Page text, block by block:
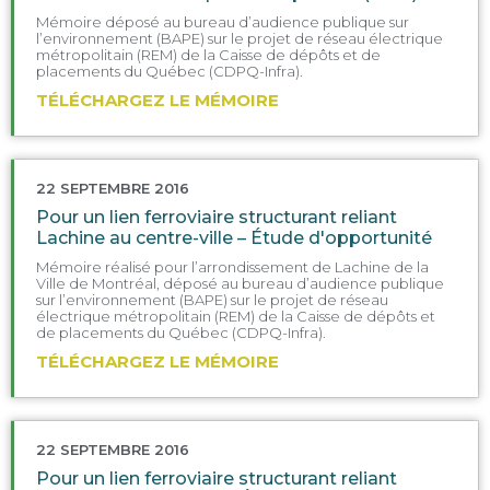
Mémoire déposé au bureau d’audience publique sur
l’environnement (BAPE) sur le projet de réseau électrique
métropolitain (REM) de la Caisse de dépôts et de
placements du Québec (CDPQ-Infra).
TÉLÉCHARGEZ LE MÉMOIRE
22 SEPTEMBRE 2016
Pour un lien ferroviaire structurant reliant
Lachine au centre-ville – Étude d'opportunité​
Mémoire réalisé pour l’arrondissement de Lachine de la
Ville de Montréal, déposé au bureau d’audience publique
sur l’environnement (BAPE) sur le projet de réseau
électrique métropolitain (REM) de la Caisse de dépôts et
de placements du Québec (CDPQ-Infra).
TÉLÉCHARGEZ LE MÉMOIRE
22 SEPTEMBRE 2016
Pour un lien ferroviaire structurant reliant